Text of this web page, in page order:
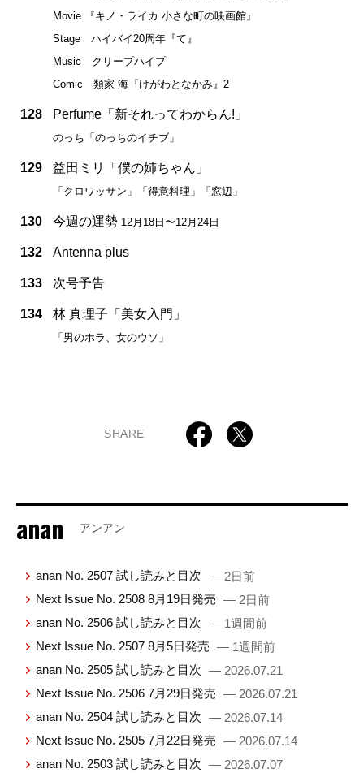
Movie 『キノ・ライカ 小さな町の映画館』
Stage ハイバイ20周年『て』
Music クリープハイプ
Comic 類家 海『けがわとなかみ』2
128 Perfume「新それってわからん!」
のっち「のっちのイチブ」
129 益田ミリ「僕の姉ちゃん」
「クロワッサン」「得意料理」「窓辺」
130 今週の運勢 12月18日〜12月24日
132 Antenna plus
133 次号予告
134 林 真理子「美女入門」
「男のホラ、女のウソ」
SHARE
anan アンアン
anan No. 2507 試し読みと目次 — 2日前
Next Issue No. 2508 8月19日発売 — 2日前
anan No. 2506 試し読みと目次 — 1週間前
Next Issue No. 2507 8月5日発売 — 1週間前
anan No. 2505 試し読みと目次 — 2026.07.21
Next Issue No. 2506 7月29日発売 — 2026.07.21
anan No. 2504 試し読みと目次 — 2026.07.14
Next Issue No. 2505 7月22日発売 — 2026.07.14
anan No. 2503 試し読みと目次 — 2026.07.07